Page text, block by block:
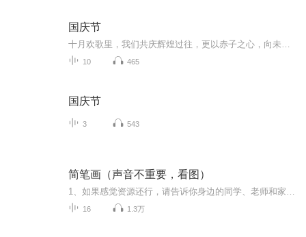
国庆节
10 465
国庆节
3 543
简笔画（声音不重要，看图）
16 1.3万